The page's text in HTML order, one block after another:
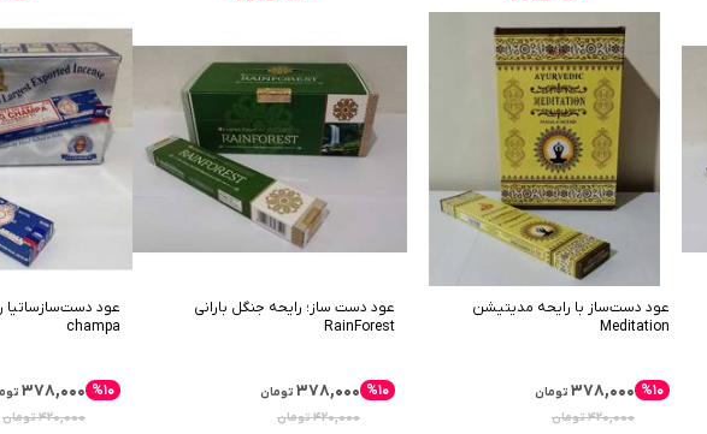
عود دست‌ساز با رایحه مدیتیشن
Meditation
۳۷۸,۰۰۰ تومان
۴۲۰,۰۰۰تومان
%۱۰
عود دست ساز؛ رایحه جنگل بارانی
RainForest
۳۷۸,۰۰۰ تومان
۴۲۰,۰۰۰تومان
%۱۰
champa
۳۷۸,۰۰۰
۴۲۰,۰۰۰تومان
%۱۰